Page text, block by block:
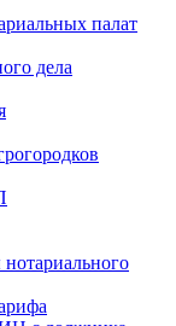
палат
дела